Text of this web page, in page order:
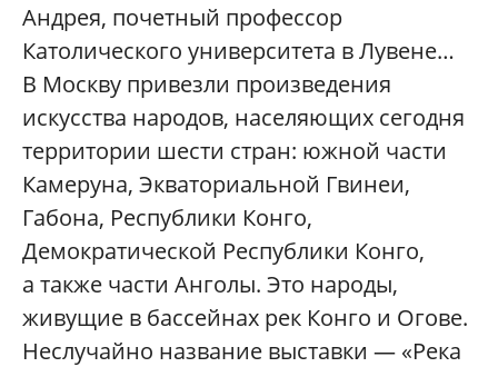
Андрея, почетный профессор
Католического университета в Лувене…
В Москву привезли произведения
искусства народов, населяющих сегодня
территории шести стран: южной части
Камеруна, Экваториальной Гвинеи,
Габона, Республики Конго,
Демократической Республики Конго,
а также части Анголы. Это народы,
живущие в бассейнах рек Конго и Огове.
Неслучайно название выставки — «Река